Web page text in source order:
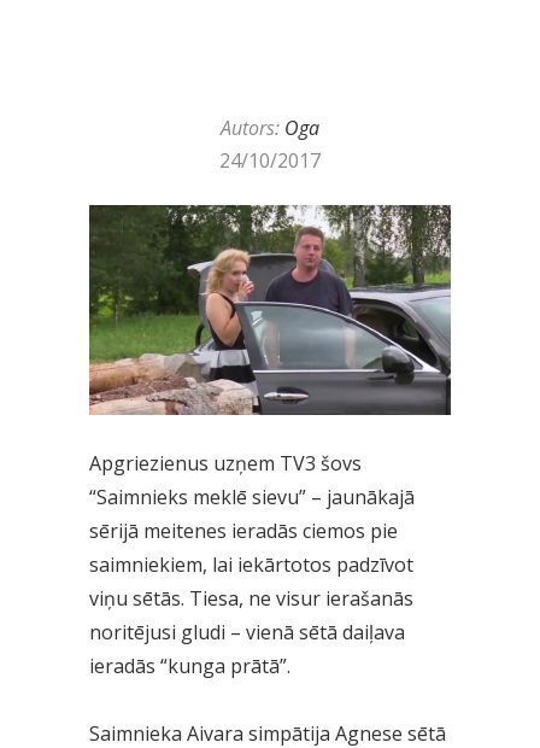
Autors: Oga
24/10/2017
Apgriezienus uzņem TV3 šovs
“Saimnieks meklē sievu” – jaunākajā
sērijā meitenes ieradās ciemos pie
saimniekiem, lai iekārtotos padzīvot
viņu sētās. Tiesa, ne visur ierašanās
noritējusi gludi – vienā sētā daiļava
ieradās “kunga prātā”.
Saimnieka Aivara simpātija Agnese sētā